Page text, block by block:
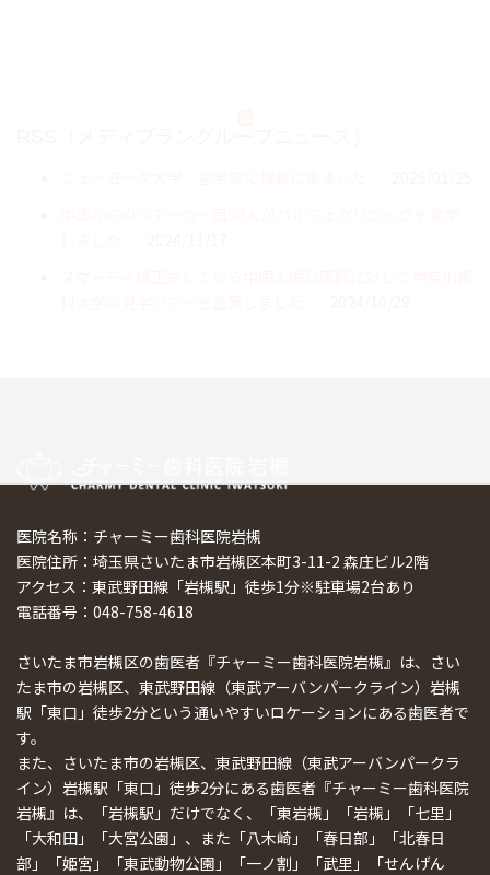
医院名称：チャーミー歯科医院岩槻
医院住所：埼玉県さいたま市岩槻区本町3-11-2 森庄ビル2階
アクセス：東武野田線「岩槻駅」徒歩1分※駐車場2台あり
電話番号：048-758-4618
さいたま市岩槻区の歯医者『チャーミー歯科医院岩槻』は、さい
たま市の岩槻区、東武野田線（東武アーバンパークライン）岩槻
駅「東口」徒歩2分という通いやすいロケーションにある歯医者で
す。
また、さいたま市の岩槻区、東武野田線（東武アーバンパークラ
イン）岩槻駅「東口」徒歩2分にある歯医者『チャーミー歯科医院
岩槻』は、「岩槻駅」だけでなく、「東岩槻」「岩槻」「七里」
「大和田」「大宮公園」、また「八木崎」「春日部」「北春日
部」「姫宮」「東武動物公園」「一ノ割」「武里」「せんげん